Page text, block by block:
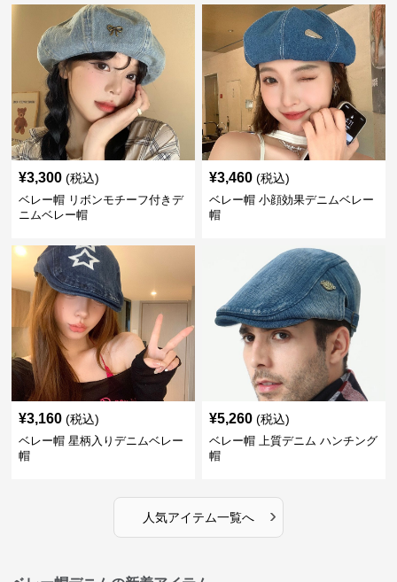
¥3,300 (税込)
ベレー帽 リボンモチーフ付きデ
ニムベレー帽
¥3,460 (税込)
ベレー帽 小顔効果デニムベレー
帽
¥3,160 (税込)
ベレー帽 星柄入りデニムベレー
帽
¥5,260 (税込)
ベレー帽 上質デニム ハンチング
帽
人気アイテム一覧へ ›